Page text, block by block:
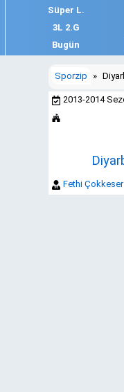
Süper L.
3L 2.G
Bugün
Sporzip »
2013-2014
Fethi Çokkeser